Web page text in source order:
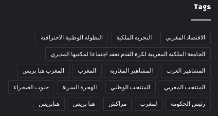
Tags
الاقتصاد المغربي البحرية الملكية البطولة الوطنية الاحترافية
الجامعة الملكية المغربية لكرة القدم تعقد اجتماعا لمكتبها المديري
المشاهير العرب المشاهير المغاربة المغرب المغرب هنا بريس
المنتخب المغربي المنتخب الوطني الهجرة السرية جنوب الصحراء
رئيس الحكومة لمغرب مراكش هنا بريس هنابريس